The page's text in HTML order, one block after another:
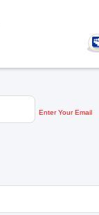
Enter Your Email